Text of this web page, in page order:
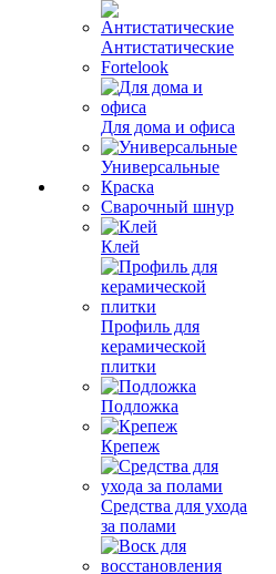
Антистатические
Fortelook
Для дома и офиса
Универсальные
Краска
Сварочный шнур
Клей
Профиль для
керамической
плитки
Подложка
Крепеж
Средства для ухода
за полами